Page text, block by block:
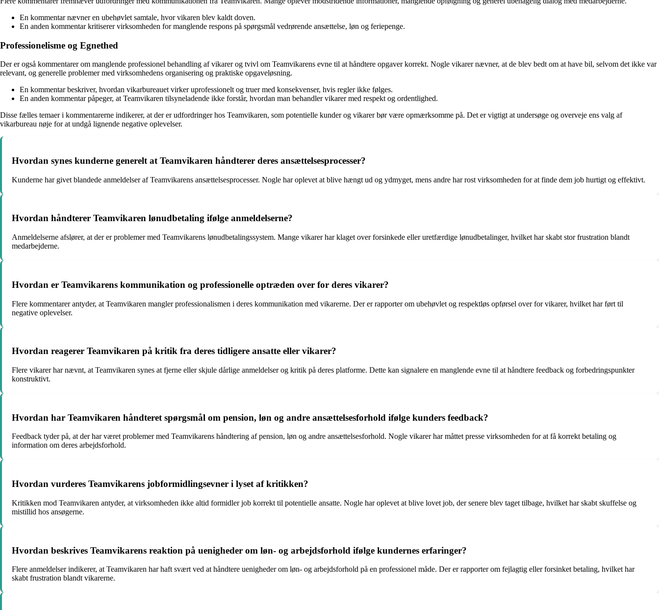
En kommentar nævner en ubehøvlet samtale, hvor vikaren blev kaldt doven.
En anden kommentar kritiserer virksomheden for manglende respons på spørgsmål vedrørende ansættelse, løn og feriepenge.
Professionelisme og Egnethed
Der er også kommentarer om manglende professionel behandling af vikarer og tvivl om Teamvikarens evne til at håndtere opgaver korrekt. Nogle vikarer nævner, at de blev bedt om at have bil, selvom det ikke var
relevant, og generelle problemer med virksomhedens organisering og praktiske opgaveløsning.
En kommentar beskriver, hvordan vikarbureauet virker uprofessionelt og truer med konsekvenser, hvis regler ikke følges.
En anden kommentar påpeger, at Teamvikaren tilsyneladende ikke forstår, hvordan man behandler vikarer med respekt og ordentlighed.
Disse fælles temaer i kommentarerne indikerer, at der er udfordringer hos Teamvikaren, som potentielle kunder og vikarer bør være opmærksomme på. Det er vigtigt at undersøge og overveje ens valg af
vikarbureau nøje for at undgå lignende negative oplevelser.
Hvordan synes kunderne generelt at Teamvikaren håndterer deres ansættelsesprocesser?
Kunderne har givet blandede anmeldelser af Teamvikarens ansættelsesprocesser. Nogle har oplevet at blive hængt ud og ydmyget, mens andre har rost virksomheden for at finde dem job hurtigt og effektivt.
Hvordan håndterer Teamvikaren lønudbetaling ifølge anmeldelserne?
Anmeldelserne afslører, at der er problemer med Teamvikarens lønudbetalingssystem. Mange vikarer har klaget over forsinkede eller uretfærdige lønudbetalinger, hvilket har skabt stor frustration blandt
medarbejderne.
Hvordan er Teamvikarens kommunikation og professionelle optræden over for deres vikarer?
Flere kommentarer antyder, at Teamvikaren mangler professionalismen i deres kommunikation med vikarerne. Der er rapporter om ubehøvlet og respektløs opførsel over for vikarer, hvilket har ført til
negative oplevelser.
Hvordan reagerer Teamvikaren på kritik fra deres tidligere ansatte eller vikarer?
Flere vikarer har nævnt, at Teamvikaren synes at fjerne eller skjule dårlige anmeldelser og kritik på deres platforme. Dette kan signalere en manglende evne til at håndtere feedback og forbedringspunkter
konstruktivt.
Hvordan har Teamvikaren håndteret spørgsmål om pension, løn og andre ansættelsesforhold ifølge kunders feedback?
Feedback tyder på, at der har været problemer med Teamvikarens håndtering af pension, løn og andre ansættelsesforhold. Nogle vikarer har måttet presse virksomheden for at få korrekt betaling og
information om deres arbejdsforhold.
Hvordan vurderes Teamvikarens jobformidlingsevner i lyset af kritikken?
Kritikken mod Teamvikaren antyder, at virksomheden ikke altid formidler job korrekt til potentielle ansatte. Nogle har oplevet at blive lovet job, der senere blev taget tilbage, hvilket har skabt skuffelse og
mistillid hos ansøgerne.
Hvordan beskrives Teamvikarens reaktion på uenigheder om løn- og arbejdsforhold ifølge kundernes erfaringer?
Flere anmeldelser indikerer, at Teamvikaren har haft svært ved at håndtere uenigheder om løn- og arbejdsforhold på en professionel måde. Der er rapporter om fejlagtig eller forsinket betaling, hvilket har
skabt frustration blandt vikarerne.